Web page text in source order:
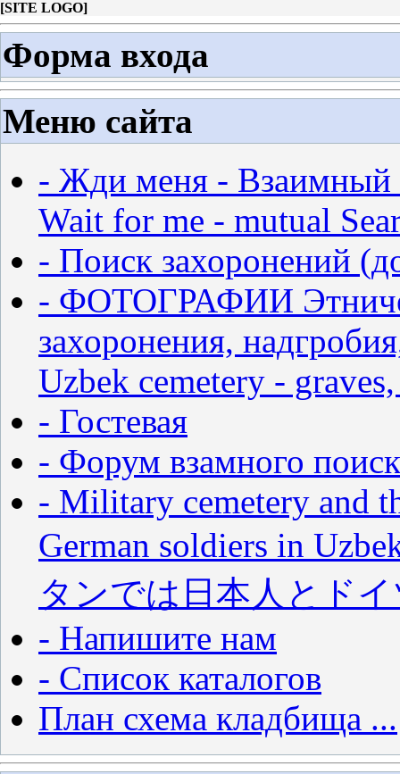
[SITE LOGO]
Форма входа
Меню сайта
- Жди меня - Взаимный
Wait for me - mutual
- Поиск захоронений
- ФОТОГРАФИИ
захоронения,
Uzbek cemetery -
- Гостевая
- Форум взамного
- Military cemetery and
German soldiers in
タンでは日本人とド
- Напишите нам
- Список каталогов
План схема кладбища ...